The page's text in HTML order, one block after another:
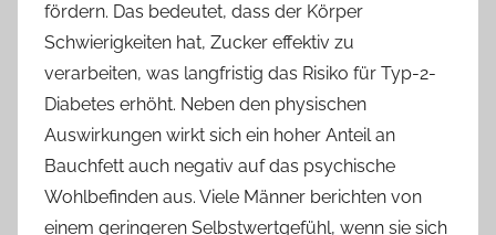
fördern. Das bedeutet, dass der Körper
Schwierigkeiten hat, Zucker effektiv zu
verarbeiten, was langfristig das Risiko für Typ-2-
Diabetes erhöht. Neben den physischen
Auswirkungen wirkt sich ein hoher Anteil an
Bauchfett auch negativ auf das psychische
Wohlbefinden aus. Viele Männer berichten von
einem geringeren Selbstwertgefühl, wenn sie sich